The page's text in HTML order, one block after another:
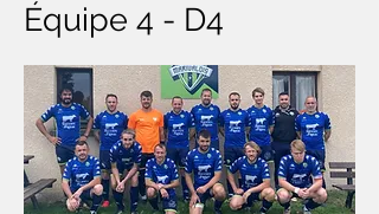
Équipe 4 - D4